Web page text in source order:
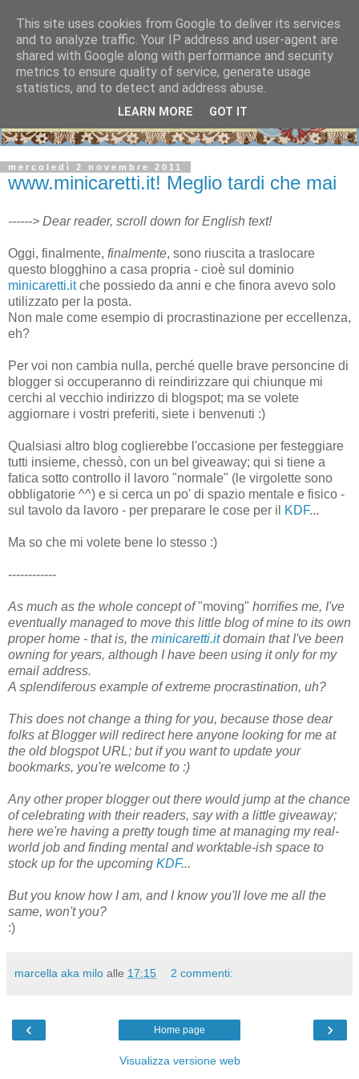
mercoledì 2 novembre 2011
www.minicaretti.it! Meglio tardi che mai
------> Dear reader, scroll down for English text!
Oggi, finalmente, finalmente, sono riuscita a traslocare
questo blogghino a casa propria - cioè sul dominio
minicaretti.itche possiedo da anni e che finora avevo solo
utilizzato per la posta.
Non male come esempio di procrastinazione per eccellenza,
eh?
Per voi non cambia nulla, perché quelle brave personcine di
blogger si occuperanno di reindirizzare qui chiunque mi
cerchi al vecchio indirizzo di blogspot; ma se volete
aggiornare i vostri preferiti, siete i benvenuti :)
Qualsiasi altro blog coglierebbe l'occasione per festeggiare
tutti insieme, chessò, con un bel giveaway; qui si tiene a
fatica sotto controllo il lavoro "normale" (le virgolette sono
obbligatorie ^^) e si cerca un po' di spazio mentale e fisico -
sul tavolo da lavoro - per preparare le cose per il
KDF...
Ma so che mi volete bene lo stesso :)
------------
As much as the whole concept of"moving" horrifies me, I've
eventually managed to move this little blog of mine to its own
proper home - that is, the minicaretti.itdomain that I've been
owning for years, although I have been using it only for my
email address.
A splendiferous example of extreme procrastination, uh?
This does not change a thing for you, because those dear
folks at Blogger will redirect here anyone looking for me at
the old blogspot URL; but if you want to update your
bookmarks, you're welcome to :)
Any other proper blogger out there would jump at the chance
of celebrating with their readers, say with a little giveaway;
here we're having a pretty tough time at managing my real-
world job and finding mental and worktable-ish space to
stock up for the upcoming KDF...
But you know how I am, and I know you'll love me all the
same, won't you?
:)
marcella aka milo alle 17:15 2 commenti:
‹ ›
Home page
Visualizza versione web
This site uses cookies from Google to deliver its services
and to analyze traffic. Your IP address and user-agent are
shared with Google along with performance and security
metrics to ensure quality of service, generate usage
statistics, and to detect and address abuse.
LEARN MORE GOT IT